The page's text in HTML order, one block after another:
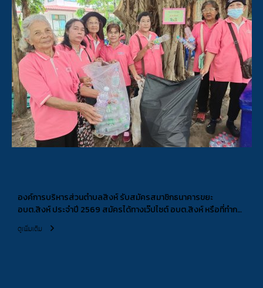
องค์การบริหารส่วนตำบลสิงห์ รับสมัครสมาชิกธนาคารขยะ
อบต.สิงห์ ประจำปี 2569 สมัครได้ทางเว๊ปไซต์ อบต.สิงห์ หรือที่ทำการ
องค์การบริหารส่วนตำบลสิงห์ ในวันเวลาราชการ 08.30-16.30 น.
ดูเพิ่มเติม